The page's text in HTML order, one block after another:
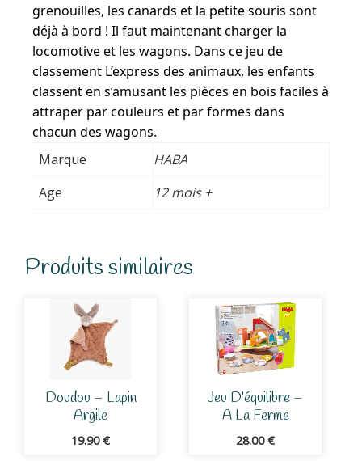
grenouilles, les canards et la petite souris sont
déjà à bord ! Il faut maintenant charger la
locomotive et les wagons. Dans ce jeu de
classement L’express des animaux, les enfants
classent en s’amusant les pièces en bois faciles à
attraper par couleurs et par formes dans
chacun des wagons.
Marque
HABA
Age
12 mois +
Produits similaires
Doudou – Lapin
Argile
19.90€
Jeu D’équilibre –
A La Ferme
28.00€